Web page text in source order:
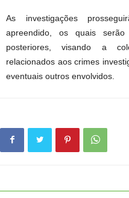
As investigações
apreendido, os quais
posteriores, visando a
relacionados aos crimes
eventuais outros envolvidos.